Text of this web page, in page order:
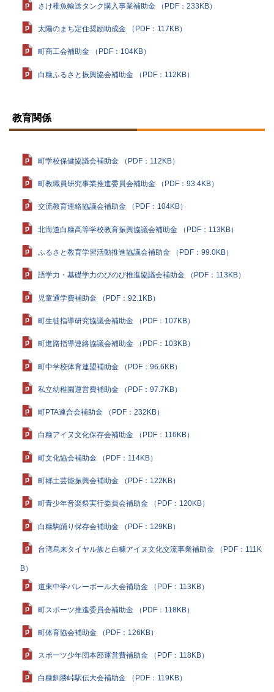
さけ稚魚輸送タンク購入事業補助金 （PDF：233KB）
太陽のまち定住奨励助成金 （PDF：117KB）
町商工会補助金 （PDF：104KB）
白糠ふるさと振興協会補助金 （PDF：112KB）
ッ
教育関係
町学校保健協議会補助金 （PDF：112KB）
町教職員研究事業推進委員会補助金 （PDF：93.4KB）
交流教育連絡協議会補助金 （PDF：104KB）
北海道白糠高等学校教育振興協議会補助金 （PDF：113KB）
ふるさと教育学習活動推進協議会補助金 （PDF：99.0KB）
語学力・基礎学力のびのび推進協議会補助金 （PDF：113KB）
児童通学費補助金 （PDF：92.1KB）
町生徒指導研究協議会補助金 （PDF：107KB）
町進路指導連絡協議会補助金 （PDF：103KB）
町中学校体育連盟補助金 （PDF：96.6KB）
私立幼稚園運営費補助金 （PDF：97.7KB）
町PTA連合会補助金 （PDF：232KB）
白糠アイヌ文化保存会補助金 （PDF：116KB）
町文化協会補助金 （PDF：114KB）
町郷土芸能振興会補助金 （PDF：122KB）
町青少年音楽祭実行委員会補助金 （PDF：120KB）
白糠駒踊り保存会補助金 （PDF：129KB）
台湾烏来タイヤル族と白糠アイヌ文化交流事業補助金 （PDF：111K
B）
道東中学バレーボール大会補助金 （PDF：113KB）
町スポーツ推進委員会補助金 （PDF：118KB）
町体育協会補助金 （PDF：126KB）
スポーツ少年団本部運営費補助金 （PDF：118KB）
白糠釧勝峠駅伝大会補助金 （PDF：119KB）